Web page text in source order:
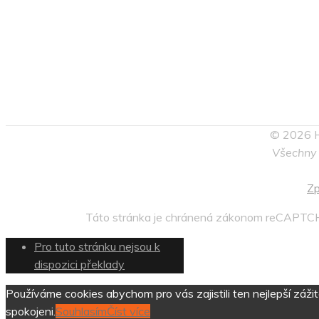
© 2026
Táto stránka je chránená zákonom
Pro tuto stránku nejsou k
dispozici překlady
Používáme cookies abychom pro vás zajistili ten nejlepší
spokojeni. SouhlasímČíst více